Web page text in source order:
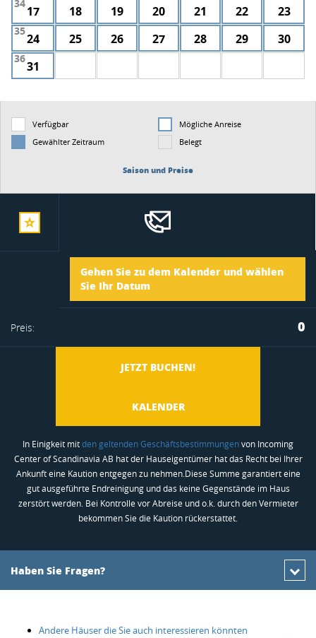
34
17 18 19 20 21 22 23
35
24 25 26 27 28 29 30
36
31
Verfügbar
Mögliche Anreise
Gewählter Zeitraum
Belegt
Saison und Preise
Gehen Sie zu dem Kalender und wählen
Sie Ihr Datum
Ankunft
Abreise
Preis: 0
JETZT BUCHEN!
KALENDER
In Einigkeit mitden geltenden Geschäftsbestimmungenvon Incoming
Center of Scandinavia AB hat der Hauseigentümer hat das Recht bei Ihrer
Ankunft eine Kaution entgegen zu nehmen.Diese Summe garantiert eine
gut ausgeführte Endreinigung und das keine Gegenstände im Haus
zerstört werden. Bei Kontrolle vor Abreise und o.k. durch den Vermieter
bekommen Sie die Kaution rückerstattet.
Haben Sie Fragen?
Andere Häuser die Sie auch interessieren könnten